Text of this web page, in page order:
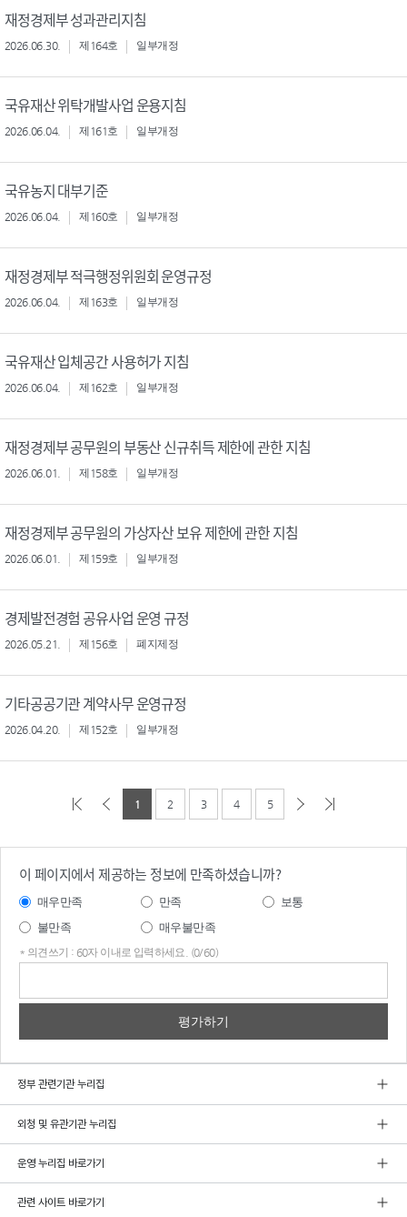
재정경제부 성과관리지침
2026.06.30. 제164호 일부개정
국유재산 위탁개발사업 운용지침
2026.06.04. 제161호 일부개정
국유농지 대부기준
2026.06.04. 제160호 일부개정
재정경제부 적극행정위원회 운영규정
2026.06.04. 제163호 일부개정
국유재산 입체공간 사용허가 지침
2026.06.04. 제162호 일부개정
재정경제부 공무원의 부동산 신규취득 제한에 관한 지침
2026.06.01. 제158호 일부개정
재정경제부 공무원의 가상자산 보유 제한에 관한 지침
2026.06.01. 제159호 일부개정
경제발전경험 공유사업 운영 규정
2026.05.21. 제156호 폐지제정
기타공공기관 계약사무 운영규정
2026.04.20. 제152호 일부개정
1 2 3 4 5
이 페이지에서 제공하는 정보에 만족하셨습니까?
매우만족 만족
보통
불만족
매우불만족
* 의견쓰기 : 60자 이내로 입력하세요. (0/60)
정부 관련기관 누리집
외청 및 유관기관 누리집
운영 누리집 바로가기
관련 사이트 바로가기